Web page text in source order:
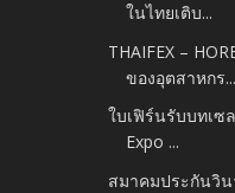
ในไทยเติบ...
THAIFEX –
ของอุตสาหกร...
ใบเฟิร์นรับบทเ
Expo ...
สมาคมประกันวิน